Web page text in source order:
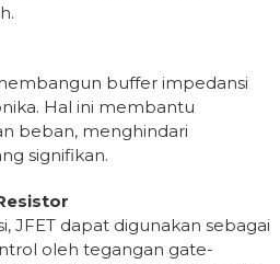
buffer impedansi
Hal ini membantu
beban, menghindari
signifikan.
JFET dapat digunakan sebagai
oleh tegangan gate-